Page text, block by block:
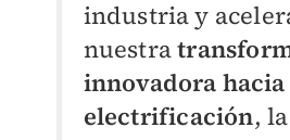
industria y
nuestra
innovadora
electrificación, la